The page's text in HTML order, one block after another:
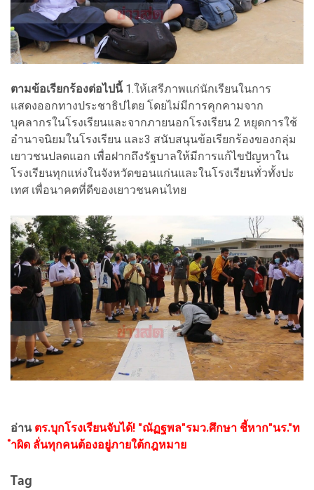
ตามข้อเรียกร้องต่อไปนี้1.ให้เสรีภาพแก่นักเรียนในการ
แสดงออกทางประชาธิปไตย โดยไม่มีการคุกคามจาก
บุคลากรในโรงเรียนและจากภายนอกโรงเรียน 2 หยุดการใช้
อำนาจนิยมในโรงเรียน และ3 สนับสนุนข้อเรียกร้องของกลุ่ม
เยาวชนปลดแอก เพื่อฝากถึงรัฐบาลให้มีการแก้ไขปัญหาใน
โรงเรียนทุกแห่งในจังหวัดขอนแก่นและในโรงเรียนทั่วทั้งปะ
เทศ เพื่อนาคตที่ดีของเยาวชนคนไทย
อ่าน ตร.บุกโรงเรียนจับได้! "ณัฏฐพล"รมว.ศึกษา ชี้หาก"นร."ท
ำผิด ลั่นทุกคนต้องอยู่ภายใต้กฎหมาย
Tag